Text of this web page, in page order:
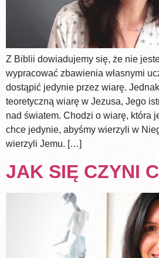
Z Biblii dowiadujemy się, że nie
wypracować zbawienia własnymi
dostąpić jedynie przez wiarę.
teoretyczną wiarę w Jezusa, Jego
nad światem. Chodzi o wiarę, która
chce jedynie, abyśmy wierzyli w
wierzyli Jemu. […]
JAK SIĘ CZYNI